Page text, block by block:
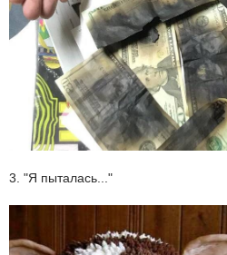
3. "Я пыталась..."